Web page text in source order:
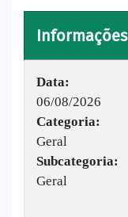
Informações
Data:
06/08/2026
Categoria:
Geral
Subcategoria:
Geral